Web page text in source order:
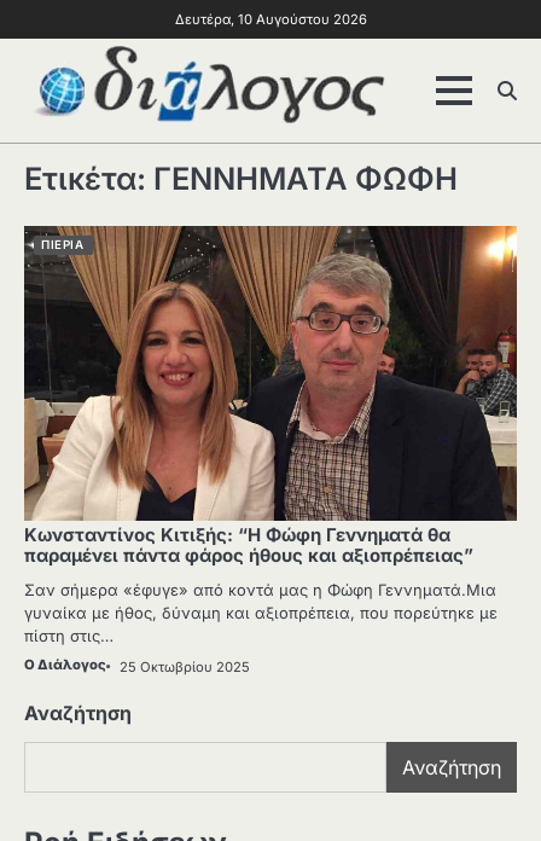
Δευτέρα, 10 Αυγούστου 2026
Ετικέτα: ΓΕΝΝΗΜΑΤΑ ΦΩΦΗ
ΠΙΕΡΙΑ
Κωνσταντίνος Κιτιξής: “Η Φώφη Γεννηματά θα
παραμένει πάντα φάρος ήθους και αξιοπρέπειας”
Σαν σήμερα «έφυγε» από κοντά μας η Φώφη Γεννηματά.Μια
γυναίκα με ήθος, δύναμη και αξιοπρέπεια, που πορεύτηκε με
πίστη στις…
Ο Διάλογος 25 Οκτωβρίου 2025
Αναζήτηση
Αναζήτηση